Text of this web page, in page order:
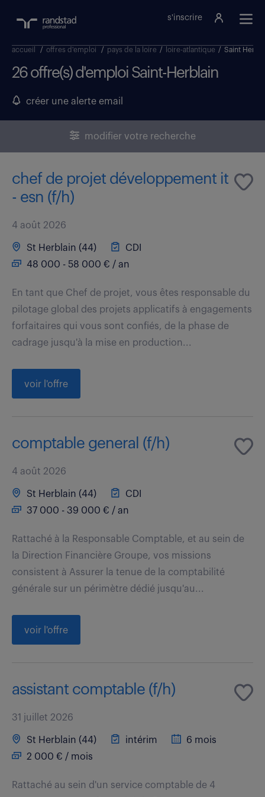
s'inscrire
accueil / offres d'emploi / pays de la loire / loire-atlantique / Saint
26 offre(s) d'emploi Saint-Herblain
créer une alerte email
modifier votre recherche
chef de projet développement it
- esn (f/h)
4 août 2026
St Herblain (44)
CDI
48 000 - 58 000 € / an
En tant que Chef de projet, vous êtes responsable du
pilotage global des projets applicatifs à engagements
forfaitaires qui vous sont confiés, de la phase de
cadrage jusqu'à la mise en production...
voir l'offre
comptable general (f/h)
4 août 2026
St Herblain (44)
CDI
37 000 - 39 000 € / an
Rattaché à la Responsable Comptable, et au sein de
la Direction Financière Groupe, vos missions
consistent à Assurer la tenue de la comptabilité
générale sur un périmètre dédié jusqu'au...
voir l'offre
assistant comptable (f/h)
31 juillet 2026
St Herblain (44) intérim
6 mois
2 000 € / mois
Rattaché au sein d'un service comptable de 4